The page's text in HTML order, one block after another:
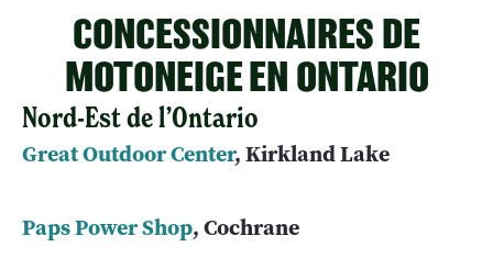
CONCESSIONNAIRES DE
MOTONEIGE EN ONTARIO
Nord-Est de l’Ontario
Great Outdoor Center, Kirkland Lake
Paps Power Shop, Cochrane